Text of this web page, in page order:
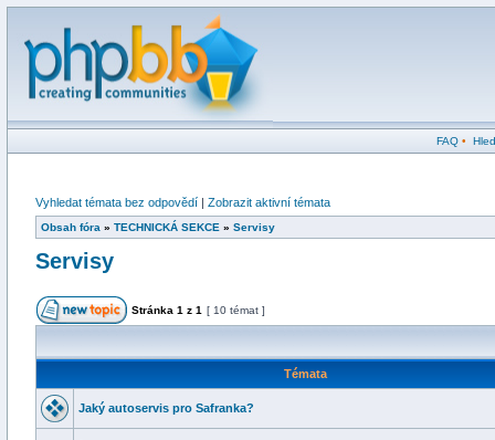
FAQ•
Vyhledat témata bez odpovědí | Zobrazit aktivní témata
Obsah fóra » TECHNICKÁ SEKCE » Servisy
Servisy
Stránka 1 z 1 [ 10 témat ]
Témata
Jaký autoservis pro Safranka?